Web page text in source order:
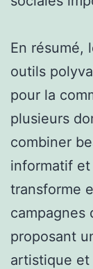
En résumé,
outils
pour la
plusieurs
combiner
informatif
transforme
campagnes
proposant
artistique